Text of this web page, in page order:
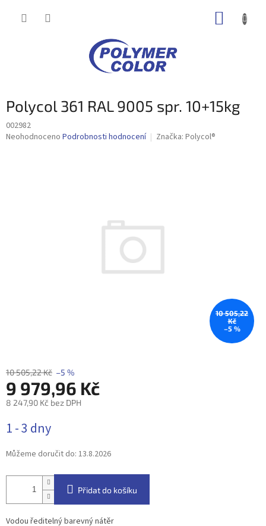
Polycol 361 RAL 9005 spr. 10+15kg
002982
Průměrné
Neohodnoceno Podrobnosti hodnocení Značka: Polycol®
10 505,22
Kč
–5 %
10 505,22 Kč –5 %
9 979,96 Kč
8 247,90 Kč bez DPH
cena:
1 - 3 dny
Můžeme doručit do: 13.8.2026
Přidat do košíku
Vodou ředitelný barevný nátěr